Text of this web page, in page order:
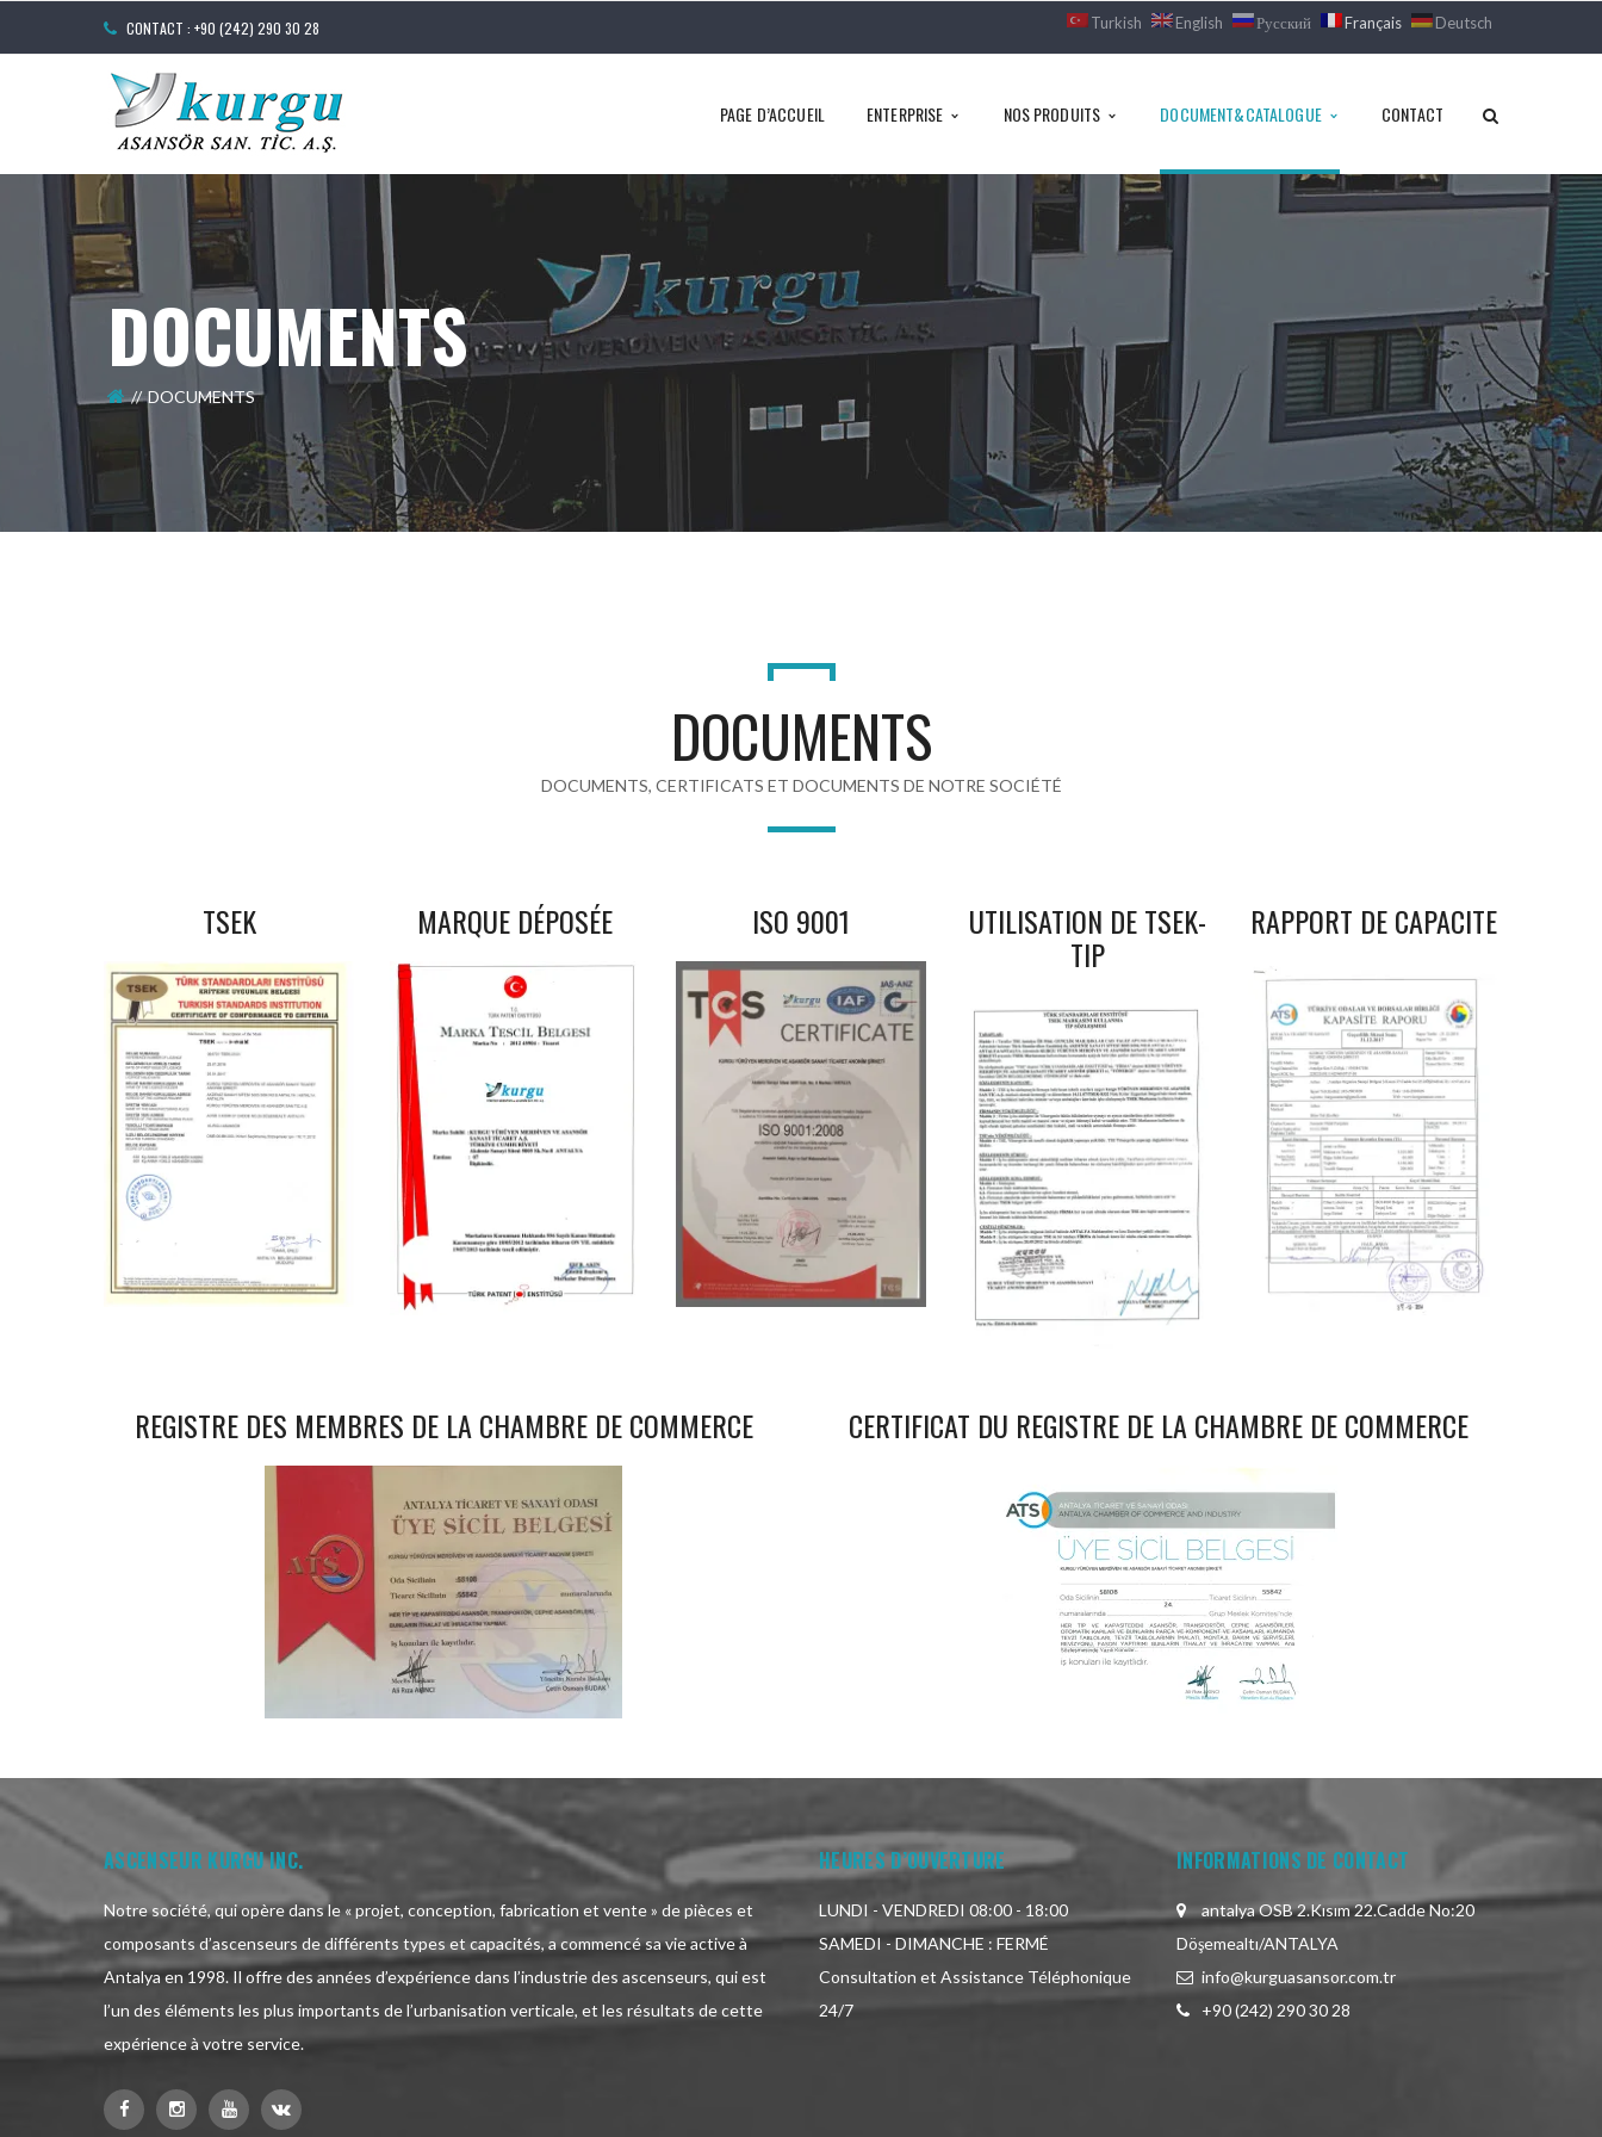
CONTACT : +90 (242) 290 30 28 Turkish English Русский Français Deutsch
PAGE D’ACCUEIL ENTERPRISE NOS PRODUITS DOCUMENT&CATALOGUE CONTACT
DOCUMENTS
DOCUMENTS
DOCUMENTS
DOCUMENTS, CERTIFICATS ET DOCUMENTS DE NOTRE SOCIÉTÉ
TSEK MARQUE DÉPOSÉE ISO 9001 UTILISATION DE TSEK-
TIP
RAPPORT DE CAPACITE
REGISTRE DES MEMBRES DE LA CHAMBRE DE COMMERCE CERTIFICAT DU REGISTRE DE LA CHAMBRE DE COMMERCE
ASCENSEUR KURGU INC.
Notre société, qui opère dans le « projet, conception, fabrication et vente » de pièces et
composants d’ascenseurs de différents types et capacités, a commencé sa vie active à
Antalya en 1998. Il offre des années d’expérience dans l’industrie des ascenseurs, qui est
l’un des éléments les plus importants de l’urbanisation verticale, et les résultats de cette
expérience à votre service.
HEURES D’OUVERTURE
LUNDI - VENDREDI 08:00 - 18:00
SAMEDI - DIMANCHE : FERMÉ
Consultation et Assistance Téléphonique
24/7
INFORMATIONS DE CONTACT
antalya OSB 2.Kısım 22.Cadde No:20
Döşemealtı/ANTALYA
info@kurguasansor.com.tr
+90 (242) 290 30 28